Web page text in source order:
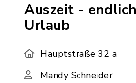
Auszeit - endlich
Urlaub
Hauptstraße 32 a
Mandy Schneider